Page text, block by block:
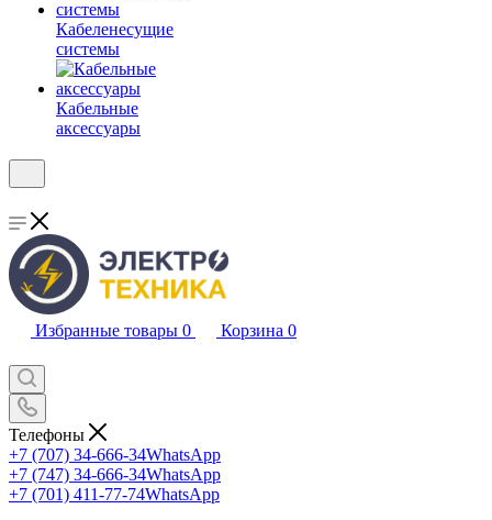
Кабеленесущие
системы
Кабельные
аксессуары
Избранные товары 0 Корзина 0
Телефоны
+7 (707) 34-666-34WhatsApp
+7 (747) 34-666-34WhatsApp
+7 (701) 411-77-74WhatsApp